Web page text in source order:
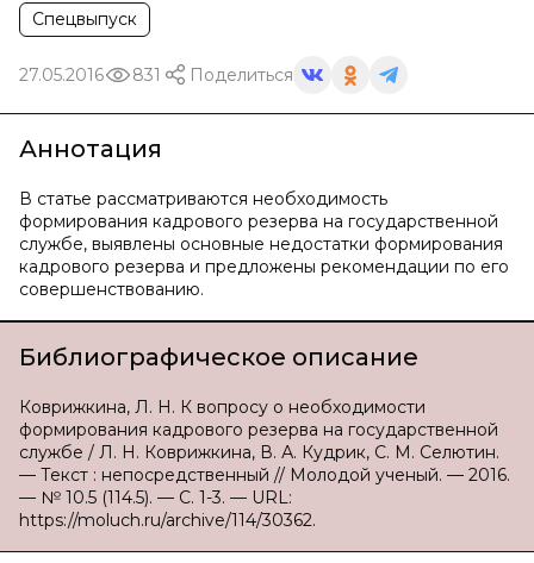
Спецвыпуск
27.05.2016 831 Поделиться
Аннотация
В статье рассматриваются необходимость
формирования кадрового резерва на государственной
службе, выявлены основные недостатки формирования
кадрового резерва и предложены рекомендации по его
совершенствованию.
Библиографическое описание
Коврижкина, Л. Н. К вопросу о необходимости
формирования кадрового резерва на государственной
службе / Л. Н. Коврижкина, В. А. Кудрик, С. М. Селютин.
— Текст : непосредственный // Молодой ученый. — 2016.
— № 10.5 (114.5). — С. 1-3. — URL:
https://moluch.ru/archive/114/30362.